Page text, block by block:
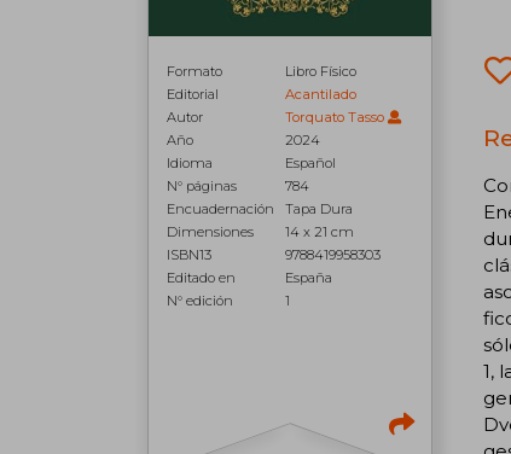
Formato
Libro Físico
Editorial
Acantilado
Autor
Torquato Tasso
Año
2024
Idioma
Español
N° páginas
784
Encuadernación
Tapa Dura
Dimensiones
14 x 21 cm
ISBN13
9788419958303
Editado en
España
N° edición
1
1,